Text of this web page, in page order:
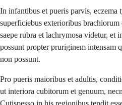
In infantibus et pueris parvis, eczema
superficiebus exterioribus brachiorum
saepe rubra et lachrymosa videtur, et
possunt propter pruriginem intensam
non possunt.
Pro pueris maioribus et adultis,
ut interiora cubitorum et genuum,
Cutispesso in his regionibus tendit